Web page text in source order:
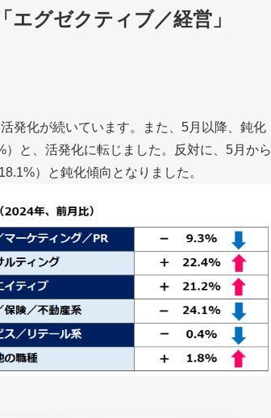
グゼクティブ／経営」
発化が続いています。また、5月以降、鈍化
と、活発化に転じました。反対に、5月から
）と鈍化傾向となりました。